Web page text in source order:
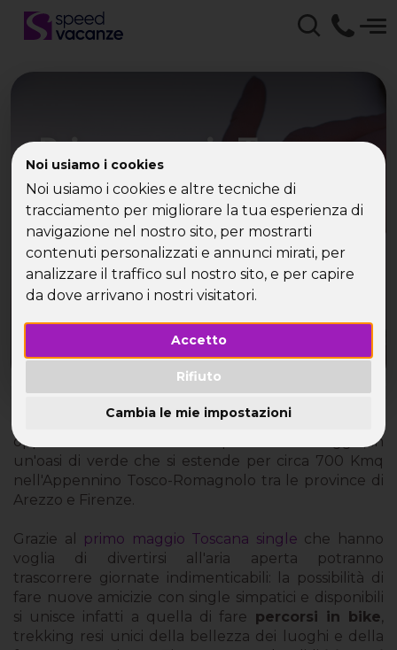
Noi usiamo i cookies
Noi usiamo i cookies e altre tecniche di
tracciamento per migliorare la tua esperienza di
navigazione nel nostro sito, per mostrarti
contenuti personalizzati e annunci mirati, per
analizzare il traffico sul nostro sito, e per capire
da dove arrivano i nostri visitatori.
Accetto
Rifiuto
Cambia le mie impostazioni
Primo maggio Toscana:
single, parti per il ponte
con Speed Vacanze!
Cosa fai il primo maggio? Vai in Toscana con
Speed!
Tutti i single amanti della natura hanno la grande
opportunità di trascorrere il ponte del 1 maggio, in
un'oasi di verde che si estende per circa 700 Kmq
nell'Appennino Tosco-Romagnolo tra le province di
Arezzo e Firenze.
Grazie al primo maggio Toscana single che hanno
voglia di divertirsi all'aria aperta potranno
trascorrere giornate indimenticabili: la possibilità di
fare nuove amicizie con single simpatici e disponibili
si unisce infatti a quella di fare percorsi in bike,
trekking resi unici della bellezza dei luoghi e della